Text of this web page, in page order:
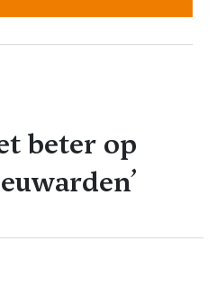
beter op